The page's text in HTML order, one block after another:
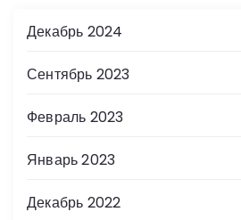
Декабрь 2024
Сентябрь 2023
Февраль 2023
Январь 2023
Декабрь 2022